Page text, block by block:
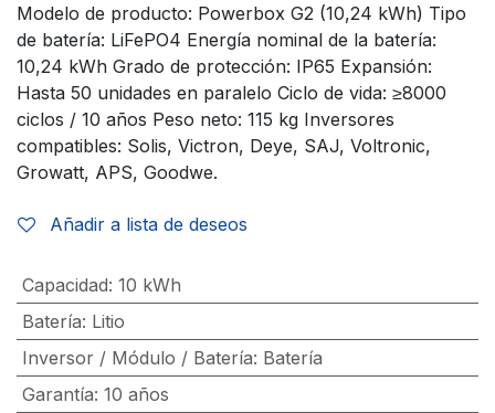
Modelo de producto: Powerbox G2 (10,24 kWh) Tipo
de batería: LiFePO4 Energía nominal de la batería:
10,24 kWh Grado de protección: IP65 Expansión:
Hasta 50 unidades en paralelo Ciclo de vida: ≥8000
ciclos / 10 años Peso neto: 115 kg Inversores
compatibles: Solis, Victron, Deye, SAJ, Voltronic,
Growatt, APS, Goodwe.
Añadir a lista de deseos
Capacidad: 10 kWh
Batería: Litio
Inversor / Módulo / Batería: Batería
Garantía: 10 años